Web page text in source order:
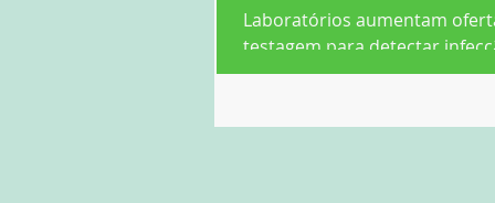
Laboratórios aumentam
testagem para detectar
imunidade para coronavírus,